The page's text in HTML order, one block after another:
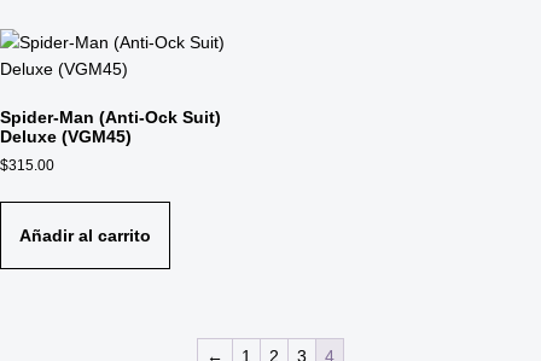
Spider-Man (Anti-Ock Suit)
Deluxe (VGM45)
$315.00
Añadir al carrito
← 1 2 3 4